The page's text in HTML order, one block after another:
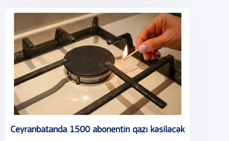
Ceyranbatanda 1500 abonentin qazı kəsiləcək